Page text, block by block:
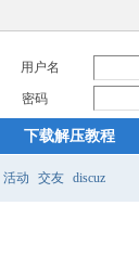
用户名
密码
下载解压教程
活动 交友 discuz